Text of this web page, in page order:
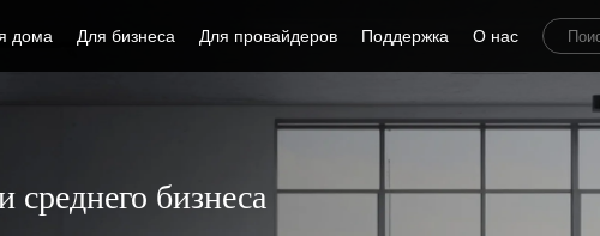
дома Для бизнеса Для провайдеров Поддержка О нас
бизнеса